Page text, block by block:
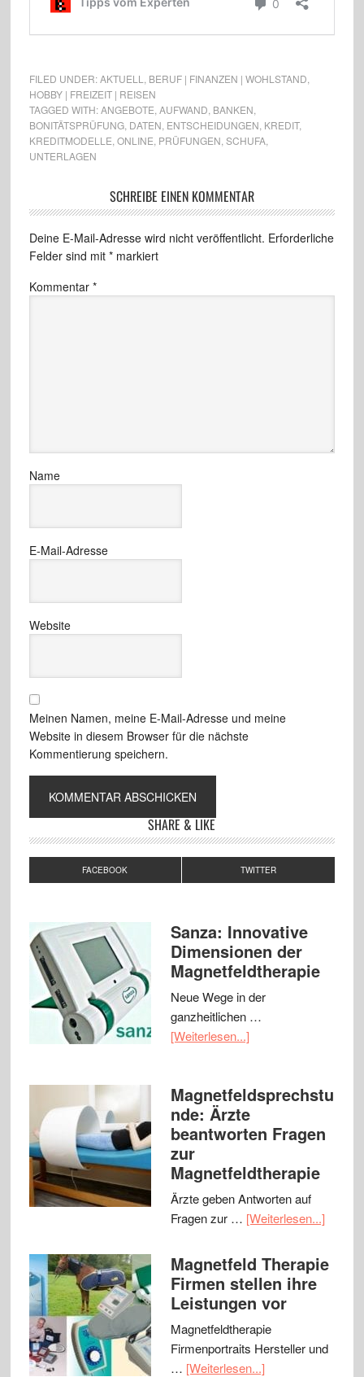
FILED UNDER:AKTUELL BERUF | FINANZEN | WOHLSTAND
HOBBY | FREIZEIT | REISEN
TAGGED WITH:ANGEBOTE AUFWAND BANKEN
BONITÄTSPRÜFUNG, DATEN ENTSCHEIDUNGEN KREDIT,
KREDITMODELLE ONLINE PRÜFUNGEN SCHUFA,
UNTERLAGEN
SCHREIBE EINEN KOMMENTAR
Deine E-Mail-Adresse wird nicht veröffentlicht. Erforderliche
Felder sind mit *markiert
Kommentar *
Name
E-Mail-Adresse
Website
Meinen Namen, meine E-Mail-Adresse und meine
Website in diesem Browser für die nächste
Kommentierung speichern.
SHARE & LIKE
FACEBOOK TWITTER
Sanza: Innovative
Dimensionen der
Magnetfeldtherapie
Neue Wege in der
ganzheitlichen …
[Weiterlesen...]
Magnetfeldsprechstu
nde: Ärzte
beantworten Fragen
zur
Magnetfeldtherapie
Ärzte geben Antworten auf
Fragen zur … [Weiterlesen...]
Magnetfeld Therapie
Firmen stellen ihre
Leistungen vor
Magnetfeldtherapie
Firmenportraits Hersteller und
… [Weiterlesen...]